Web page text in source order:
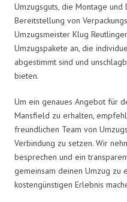
Umzugsguts, die Montage
Bereitstellung von
Umzugsmeister Klug
Umzugspakete an, die
abgestimmt sind und
bieten.
Um ein genaues Angebot für
Mansfield zu erhalten,
freundlichen Team von
Verbindung zu setzen. Wir
besprechen und ein
gemeinsam deinen Umzug zu
kostengünstigen Erlebnis